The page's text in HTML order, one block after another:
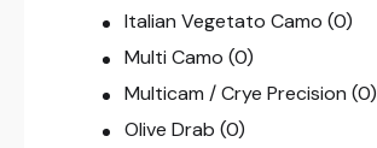
Italian Vegetato Camo (0)
Multi Camo (0)
Multicam / Crye Precision (0)
Olive Drab (0)